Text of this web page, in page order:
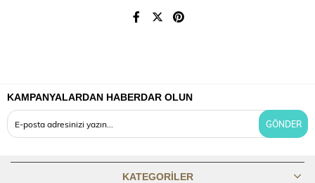
KAMPANYALARDAN HABERDAR OLUN
GÖNDER
KATEGORILER